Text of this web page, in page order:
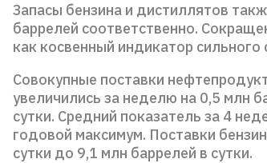
Запасы бензина и дистиллятов
баррелей соответственно.
как косвенный индикатор сильного
Совокупные поставки
увеличились за неделю на 0,5 млн
сутки. Средний показатель за 4
годовой максимум. Поставки
сутки до 9,1 млн баррелей в сутки.